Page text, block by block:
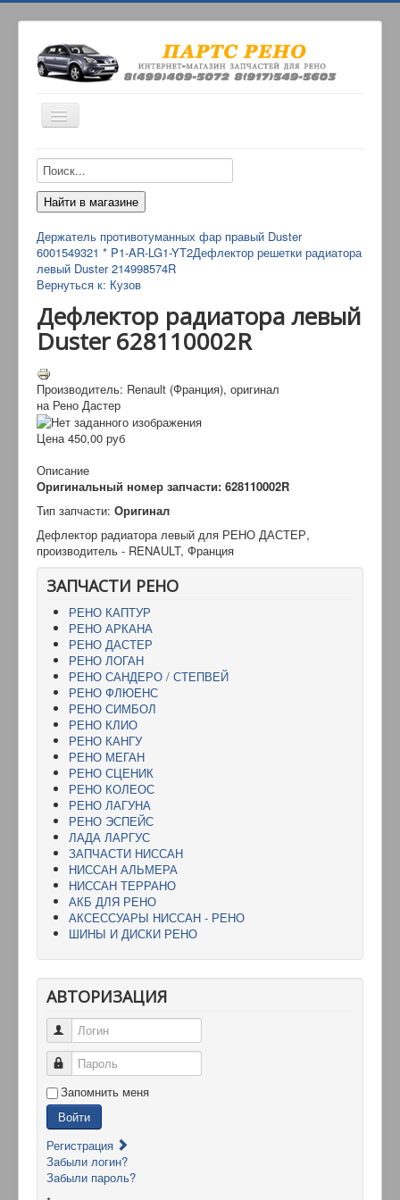
Включить/
выключить
ИНТЕРНЕТ-МАГАЗИН
О НАС
КОНТАКТЫ
ДОСТАВКА
Держатель противотуманных фар правый Duster
6001549321 * P1-AR-LG1-YT2Дефлектор решетки радиатора
левый Duster 214998574R
Вернуться к: Кузов
Дефлектор радиатора левый
Duster 628110002R
Производитель: Renault (Франция), оригинал
на Рено Дастер
Цена450,00 руб
Описание
Оригинальный номер запчасти: 628110002R
Тип запчаcти: Оригинал
Дефлектор радиатора левый для РЕНО ДАСТЕР,
производитель - RENAULT, Франция
ЗАПЧАСТИ РЕНО
РЕНО КАПТУР
РЕНО АРКАНА
РЕНО ДАСТЕР
РЕНО ЛОГАН
РЕНО САНДЕРО / СТЕПВЕЙ
РЕНО ФЛЮЕНС
РЕНО СИМБОЛ
РЕНО КЛИО
РЕНО КАНГУ
РЕНО МЕГАН
РЕНО СЦЕНИК
РЕНО КОЛЕОС
РЕНО ЛАГУНА
РЕНО ЭСПЕЙС
ЛАДА ЛАРГУС
ЗАПЧАСТИ НИССАН
НИССАН АЛЬМЕРА
НИССАН ТЕРРАНО
АКБ ДЛЯ РЕНО
АКСЕССУАРЫ НИССАН - РЕНО
ШИНЫ И ДИСКИ РЕНО
АВТОРИЗАЦИЯ
Логин
Пароль
Запомнить меня
Войти
Регистрация
Забыли логин?
Забыли пароль?